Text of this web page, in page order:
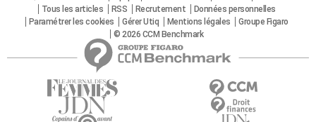
Tous les articles
RSS Recrutement
Données personnelles
Paramétrer les cookies
Gérer Utiq Mentions légales
Groupe Figaro
© 2026 CCM Benchmark